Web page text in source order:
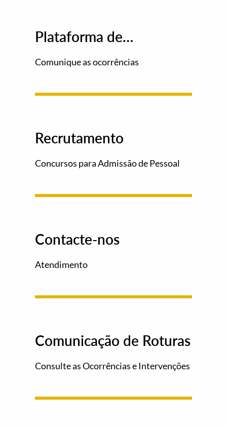
Plataforma de
Comunique as ocorrências
Recrutamento
Concursos para Admissão de Pessoal
Contacte-nos
Atendimento
Comunicação de Roturas
Consulte as Ocorrências e Intervenções